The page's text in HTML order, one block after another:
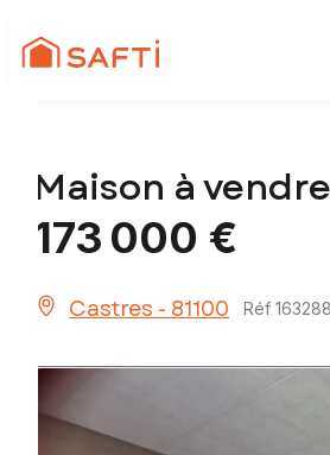
Maison à vendre
173 000 €
Castres - 81100 Réf